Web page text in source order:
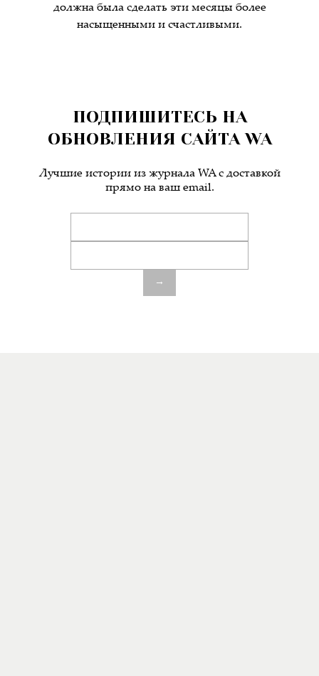
должна была сделать эти месяцы более
насыщенными и счастливыми.
ПОДПИШИТЕСЬ НА
ОБНОВЛЕНИЯ САЙТА WA
Лучшие истории из журнала WA c доставкой
прямо на ваш email.
→